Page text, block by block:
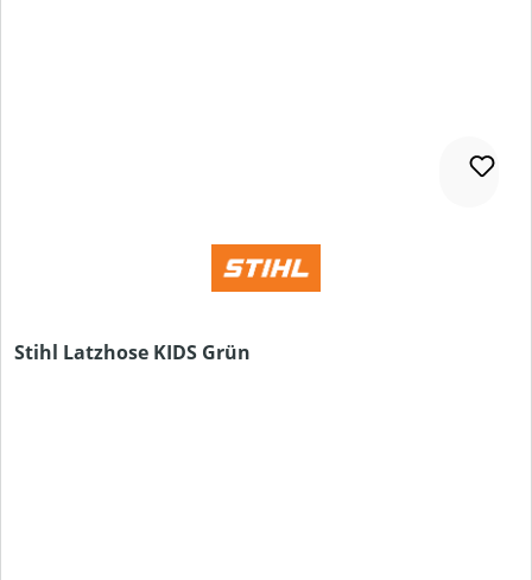
Stihl Latzhose KIDS Grün